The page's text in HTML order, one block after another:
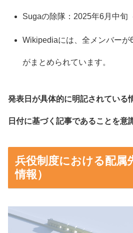
Sugaの除隊：2025年6月中旬
Wikipediaには、全メンバーが
がまとめられています。
発表日が具体的に明記されている
日付に基づく記事であることを意
兵役制度における配属
情報）